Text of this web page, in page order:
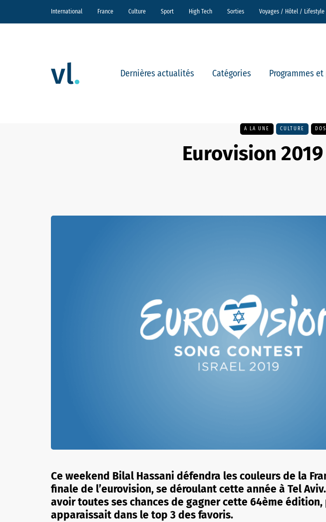
International France Culture Sport High Tech Sorties Voyages / Hôtel / Lifestyle
Dernières actualités Catégories Programmes
A LA UNE CULTURE
Eurovision
Ce weekend Bilal Hassani défendra les couleurs de la
finale de l’eurovision, se déroulant cette année à Tel
avoir toutes ses chances de gagner cette 64ème
apparaissait dans le top 3 des favoris.